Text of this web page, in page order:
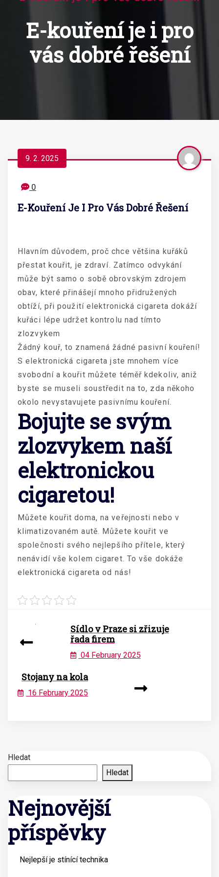
E-kouření je i pro
vás dobré řešení
9. 2. 2025
0
E-Kouření Je I Pro Vás Dobré Řešení
Hlavním důvodem, proč chce většina kuřáků
přestat kouřit, je zdraví. Zatímco odvykání
může být samo o sobě obrovským zdrojem
obav, které přinášejí mnoho přidružených
obtíží, při použití elektronická cigareta dokáží
kuřáci lépe udržet kontrolu nad tímto
zlozvykem
Žádný kouř, to znamená žádné pasivní kouření!
Selektronická cigareta jste mnohem více
svobodní a kouřit můžete téměř kdekoliv, aniž
byste se museli soustředit na to, zda někoho
okolo nevystavujete pasivnímu kouření.
Bojujte se svým
zlozvykem naší
elektronickou
cigaretou!
Můžete kouřit doma, na veřejnosti nebo v
klimatizovaném autě. Můžete kouřit ve
společnosti svého nejlepšího přítele, který
nenávidí vše kolem cigaret. To vše dokáže
elektronická cigareta od nás!
Sídlo v Praze si zřizuje
řada firem
04 February 2025
Stojany na kola
16 February 2025
Hledat
Hledat
Nejnovější
příspěvky
Nejlepší je stínící technika